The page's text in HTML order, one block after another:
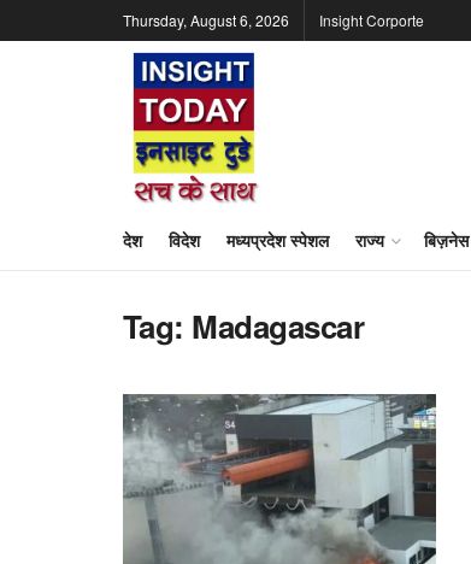
Thursday, August 6, 2026 Insight Corporte
देश विदेश मध्यप्रदेश स्पेशल राज्य बिज़नेस
Tag: Madagascar